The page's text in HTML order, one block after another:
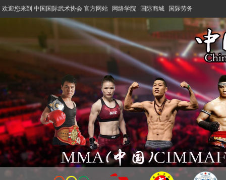
欢迎您来到 中国国际武术协会 官方网站 网络学院 国际商城 国际劳务